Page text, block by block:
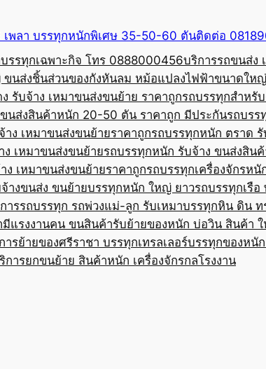
เพลา บรรทุกหนักพิเศษ 35-50-60 ตันติดต่อ
รรทุกเฉพาะกิจ โทร 0888000456บริการรถขนส่ง
นส่งชิ้นส่วนของกังหันลม หม้อแปลงไฟฟ้าขนาดให
รับจ้าง เหมาขนส่งขนย้าย ราคาถูกรถบรรทุกสำหรั
นส่งสินค้าหนัก 20-50 ตัน ราคาถูก มีประกันรถบรร
าง เหมาขนส่งขนย้ายราคาถูกรถบรรทุกหนัก ตราด
เหมาขนส่งขนย้ายรถบรรทุกหนัก รับจ้าง ขนส่งสิน
เหมาขนส่งขนย้ายราคาถูกรถบรรทุกเครื่องจักรห
างขนส่ง ขนย้ายบรรทุกหนัก ใหญ่ ยาวรถบรรทุกเรื
ารรถบรรทุก รถพ่วงแม่-ลูก รับเหมาบรรทุกหิน ดิน ท
แรงงานคน ขนสินค้ารับย้ายของหนัก บ่อวิน สินค้า
รย้ายของศรีราชา บรรทุกเทรลเลอร์บรรทุกของห
การยกขนย้าย สินค้าหนัก เครื่องจักรกลโรงงาน